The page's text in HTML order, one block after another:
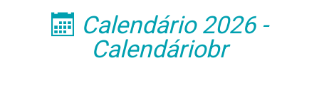
󰁣 Calendário 2026 -
Calendáriobr